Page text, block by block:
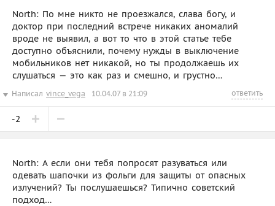
North: По мне никто не проезжался, слава богу, и
доктор при последний встрече никаких аномалий
вроде не выявил, а вот то что в этой статье тебе
доступно объяснили, почему нужды в выключение
мобильников нет никакой, но ты продолжаешь их
слушаться — это как раз и смешно, и грустно…
Написал vince_vega 10.04.07 в 21:09 ответить
-2
North: А если они тебя попросят разуваться или
одевать шапочки из фольги для защиты от опасных
излучений? Ты послушаешься? Типично советский
подход…